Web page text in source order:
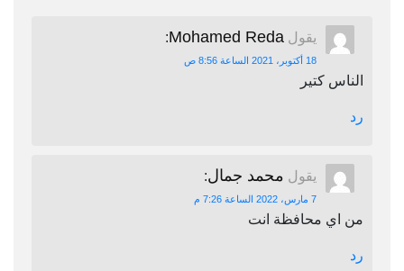
يقول Mohamed Reda
:
18 أكتوبر، 2021 الساعة 8:56 ص
الناس كتير
رد
يقول محمد جمال:
7 مارس، 2022 الساعة 7:26 م
من اي محافظة انت
رد